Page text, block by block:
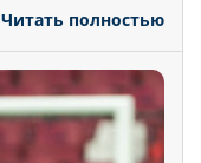
Читать полностью